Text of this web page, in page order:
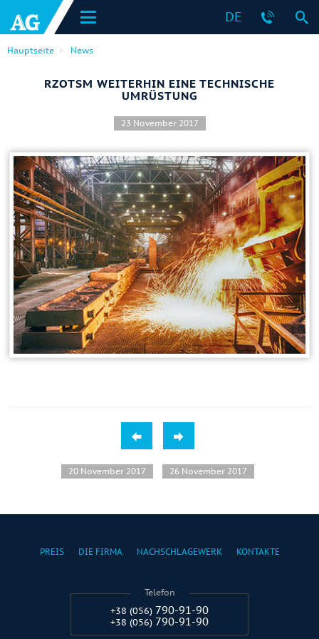
DE
Hauptseite News
RZOTSM WEITERHIN EINE TECHNISCHE
UMRÜSTUNG
23 November 2017
20 November 2017 26 November 2017
PREIS DIE FIRMA NACHSCHLAGEWERK KONTAKTE
Telefon
+38 (056) 790-91-90
+38 (056) 790-91-90